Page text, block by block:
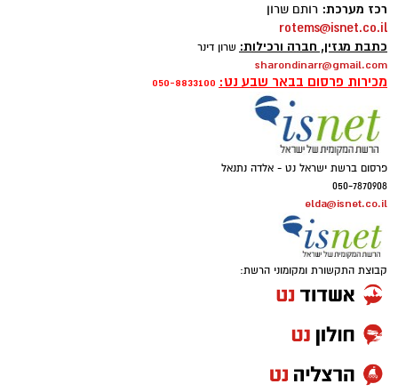
רכז מערכת: רותם שרון
rotems@isnet.co.il
כתבת מגזין, חברה ורכילות: שרון דינר
sharondinarr@gmail.com
מכירות פרסום בבאר שבע נט: 050-8833100
פרסום ברשת ישראל נט - אלדה נתנאל
050-7870908
elda@isnet.co.il
קבוצת התקשורת ומקומוני הרשת: